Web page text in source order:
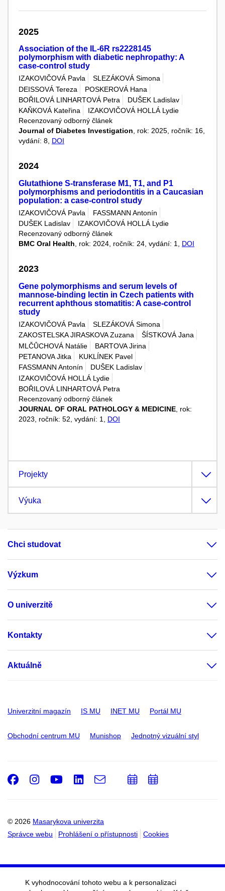
2025
Association of the IL-6R rs2228145
polymorphism with diabetic nephropathy: A
case-control study
IZAKOVIČOVÁ Pavla
SLEZÁKOVÁ Simona
DEISSOVÁ Tereza
POSKEROVÁ Hana
BOŘILOVÁ LINHARTOVÁ Petra
DUŠEK Ladislav
KAŇKOVÁ Kateřina
IZAKOVIČOVÁ HOLLÁ Lydie
Recenzovaný odborný článek
Journal of Diabetes Investigation, rok: 2025, ročník: 16,
vydání: 8, DOI
2024
Glutathione S-transferase M1, T1, and P1
polymorphisms and periodontitis in a Caucasian
population: a case-control study
IZAKOVIČOVÁ Pavla
FASSMANN Antonín
DUŠEK Ladislav
IZAKOVIČOVÁ HOLLÁ Lydie
Recenzovaný odborný článek
BMC Oral Health, rok: 2024, ročník: 24, vydání: 1, DOI
2023
Gene polymorphisms and serum levels of
mannose-binding lectin in Czech patients with
recurrent aphthous stomatitis: A case-control
study
IZAKOVIČOVÁ Pavla
SLEZÁKOVÁ Simona
ZAKOSTELSKA JIRASKOVA Zuzana
ŠÍSTKOVÁ Jana
MLČŮCHOVÁ Natálie
BARTOVA Jirina
PETANOVA Jitka
KUKLÍNEK Pavel
FASSMANN Antonín
DUŠEK Ladislav
IZAKOVIČOVÁ HOLLÁ Lydie
BOŘILOVÁ LINHARTOVÁ Petra
Recenzovaný odborný článek
JOURNAL OF ORAL PATHOLOGY & MEDICINE , rok:
2023, ročník: 52, vydání: 1, DOI
Projekty
Výuka
Chci studovat
Výzkum
O univerzitě
Kontakty
Aktuálně
Univerzitní magazín IS MU INET MU Portál MU
Obchodní centrum MU Munishop Jednotný vizuální styl
© 2026 Masarykova univerzita
Správce webu
Prohlášení o přístupnosti Cookies
Facebook
Instagram
Youtube
LinkedIn
e-
Email
PřidatPřidat
K vyhodnocování tohoto webu a k personalizaci